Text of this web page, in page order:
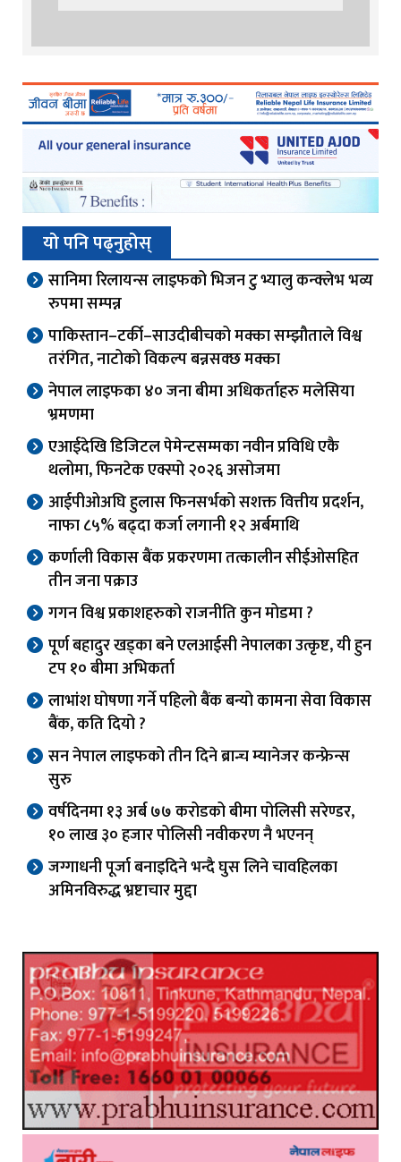
यो पनि पढ्नुहोस्
सानिमा रिलायन्स लाइफको भिजन टु भ्यालु कन्क्लेभ भव्य
रुपमा सम्पन्न
पाकिस्तान–टर्की–साउदीबीचको मक्का सम्झौताले विश्व
तरंगित, नाटोको विकल्प बन्नसक्छ मक्का
नेपाल लाइफका ४० जना बीमा अधिकर्ताहरु मलेसिया
भ्रमणमा
एआईदेखि डिजिटल पेमेन्टसम्मका नवीन प्रविधि एकै
थलोमा, फिनटेक एक्स्पो २०२६ असोजमा
आईपीओअघि हुलास फिनसर्भको सशक्त वित्तीय प्रदर्शन,
नाफा ८५% बढ्दा कर्जा लगानी १२ अर्बमाथि
कर्णाली विकास बैंक प्रकरणमा तत्कालीन सीईओसहित
तीन जना पक्राउ
गगन विश्व प्रकाशहरुको राजनीति कुन मोडमा ?
पूर्ण बहादुर खड्का बने एलआईसी नेपालका उत्कृष्ट, यी हुन
टप १० बीमा अभिकर्ता
लाभांश घोषणा गर्ने पहिलो बैंक बन्यो कामना सेवा विकास
बैंक, कति दियो ?
सन नेपाल लाइफको तीन दिने ब्रान्च म्यानेजर कन्फ्रेन्स
सुरु
वर्षदिनमा १३ अर्ब ७७ करोडको बीमा पोलिसी सरेण्डर,
१० लाख ३० हजार पोलिसी नवीकरण नै भएनन्
जग्गाधनी पूर्जा बनाइदिने भन्दै घुस लिने चावहिलका
अमिनविरुद्ध भ्रष्टाचार मुद्दा